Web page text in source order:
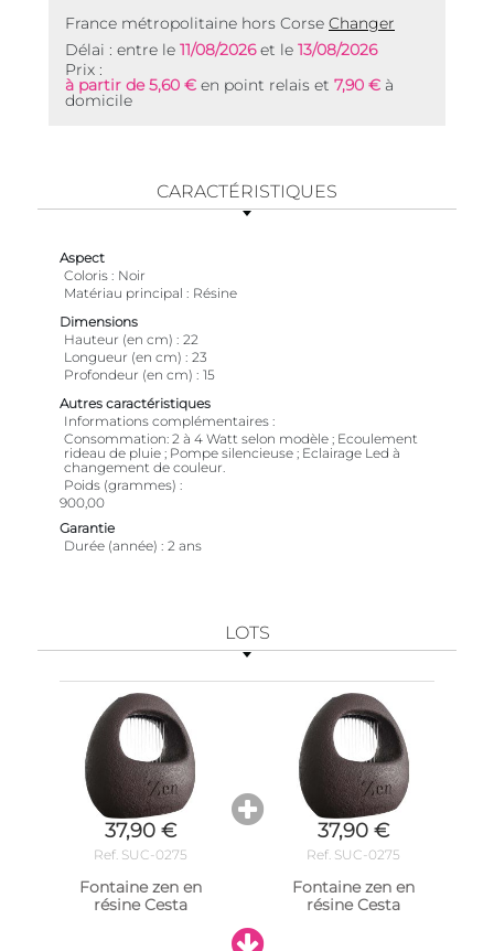
France métropolitaine hors Corse Changer
Délai : entre le 11/08/2026et le 13/08/2026
Prix :
à partir de 5,60 € en point relais et 7,90 € à
domicile
CARACTÉRISTIQUES
Aspect
Coloris
Noir
Matériau principal
Résine
Dimensions
Hauteur (en cm)
22
Longueur (en cm)
23
Profondeur (en cm)
15
Autres caractéristiques
Informations complémentaires
Consommation: 2 à 4 Watt selon modèle ; Ecoulement
rideau de pluie ; Pompe silencieuse ; Eclairage Led à
changement de couleur.
Poids (grammes)
900,00
Garantie
Durée (année)
2 ans
LOTS
37,90 €
Ref. SUC-0275
Fontaine zen en
résine Cesta
37,90 €
Ref. SUC-0275
Fontaine zen en
résine Cesta